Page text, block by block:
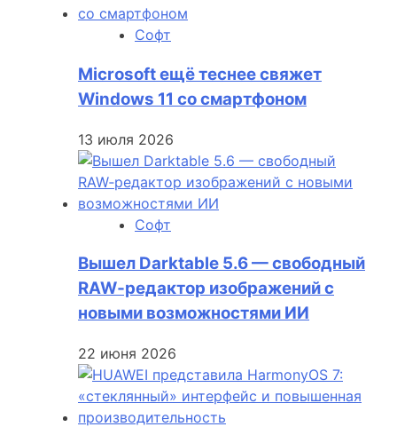
Софт
Microsoft ещё теснее свяжет
Windows 11 со смартфоном
13 июля 2026
Софт
Вышел Darktable 5.6 — свободный
RAW‑редактор изображений с
новыми возможностями ИИ
22 июня 2026